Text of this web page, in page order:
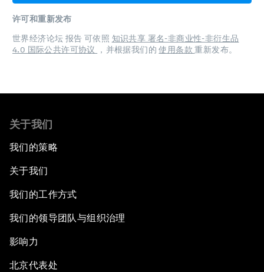
许可和重新发布
世界经济论坛 报告 可依照 知识共享 署名-非商业性-非衍生品
4.0 国际公共许可协议
，并根据我们的使用条款重新发布。
关于我们
我们的策略
关于我们
我们的工作方式
我们的领导团队与组织治理
影响力
北京代表处